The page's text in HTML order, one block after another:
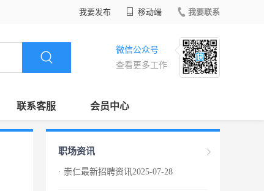
我要发布 移动端 我要联系
微信公众号
查看更多工作
联系客服 会员中心
职场资讯
· 崇仁最新招聘资讯2025-07-28